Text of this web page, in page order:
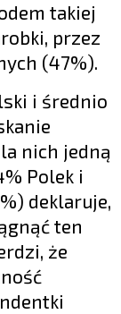
takiej
przez
(47%).
i średnio
nich jedną
Polek i
deklaruje,
ten
że